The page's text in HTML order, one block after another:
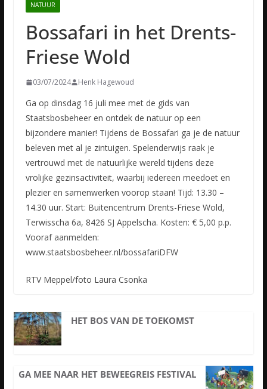
NATUUR
Bossafari in het Drents-
Friese Wold
03/07/2024 Henk Hagewoud
Ga op dinsdag 16 juli mee met de gids van
Staatsbosbeheer en ontdek de natuur op een
bijzondere manier! Tijdens de Bossafari ga je de natuur
beleven met al je zintuigen. Spelenderwijs raak je
vertrouwd met de natuurlijke wereld tijdens deze
vrolijke gezinsactiviteit, waarbij iedereen meedoet en
plezier en samenwerken voorop staan! Tijd: 13.30 –
14.30 uur. Start: Buitencentrum Drents-Friese Wold,
Terwisscha 6a, 8426 SJ Appelscha. Kosten: € 5,00 p.p.
Vooraf aanmelden:
www.staatsbosbeheer.nl/bossafariDFW
RTV Meppel/foto Laura Csonka
HET BOS VAN DE TOEKOMST
GA MEE NAAR HET BEWEEGREIS FESTIVAL